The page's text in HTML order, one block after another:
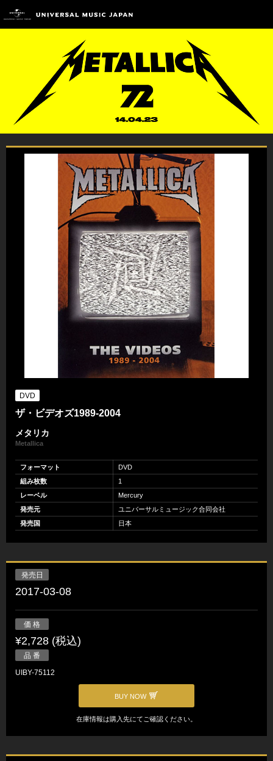
DVD
ザ・ビデオズ1989-2004
メタリカ
Metallica
フォーマット
DVD
組み枚数
1
レーベル
Mercury
発売元
ユニバーサルミュージック合同会社
発売国
日本
発売日
2017-03-08
価 格
¥2,728 (税込)
品 番
UIBY-75112
BUY NOW
在庫情報は購入先にてご確認ください。